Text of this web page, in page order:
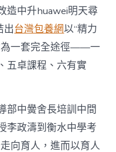
造中升huawei明天尋
出台灣包養網以“精力
為一套完全途徑——一
五卓課程、六有實
部中黌舍長培訓中間
李政濤到衡水中學考
向育人，進而以育人